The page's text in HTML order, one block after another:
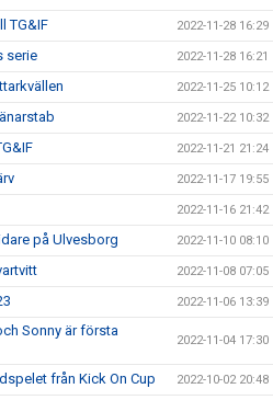
TG&IF 2022-11-28 16:29
serie 2022-11-28 16:21
2022-11-25 10:12
2022-11-22 10:32
2022-11-21 21:24
2022-11-17 19:55
2022-11-16 21:42
på Ulvesborg 2022-11-10 08:10
2022-11-08 07:05
2022-11-06 13:39
Sonny är första
2022-11-04 17:30
från Kick On Cup 2022-10-02 20:48